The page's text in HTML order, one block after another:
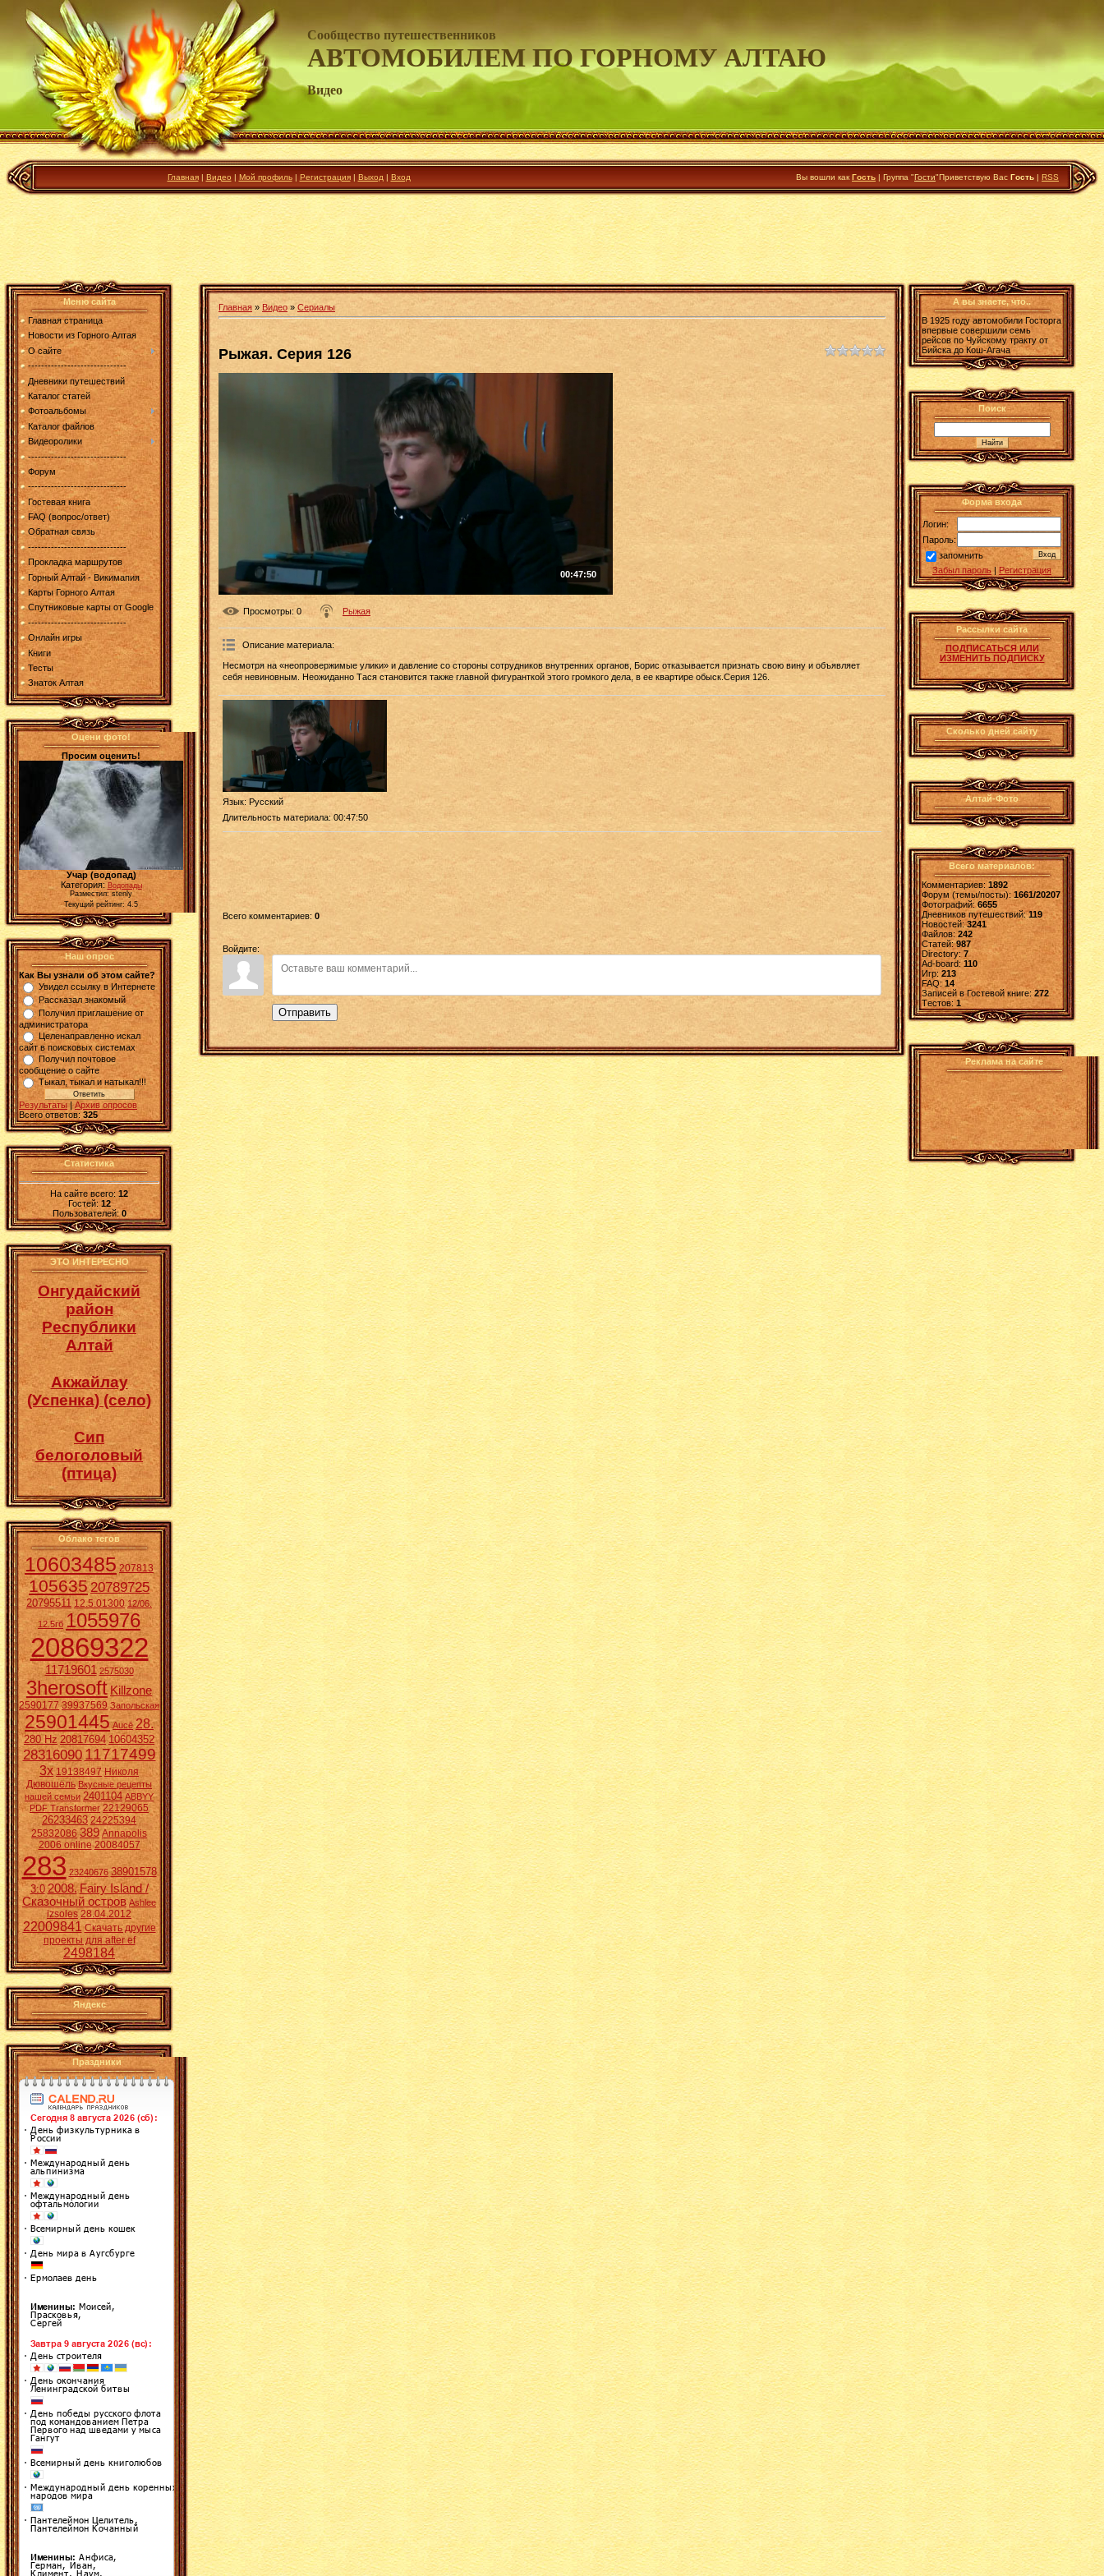
Сообщество путешественников
АВТОМОБИЛЕМ ПО ГОРНОМУ АЛТАЮ
Видео
Главная| Видео| Мой профиль| Регистрация| Выход | Вход Вы вошли как Гость | Группа "Гости"Приветствую Вас Гость | RSS
Меню сайта
Главная страница
Новости из Горного Алтая
О сайте
------------------------------
Дневники путешествий
Каталог статей
Фотоальбомы
Каталог файлов
Видеоролики
------------------------------
Форум
------------------------------
Гостевая книга
FAQ (вопрос/ответ)
Обратная связь
------------------------------
Прокладка маршрутов
Горный Алтай - Викимапия
Карты Горного Алтая
Спутниковые карты от Google
------------------------------
Онлайн игры
Книги
Тесты
Знаток Алтая
Оцени фото!
Просим оценить!
Учар (водопад)
Категория:Водопады
Разместил: stenly
Текущий рейтинг: 4.5
Наш опрос
Как Вы узнали об этом сайте?
Увидел ссылку в Интернете
Рассказал знакомый
Получил приглашение от
администратора
Целенаправленно искал
сайт в поисковых системах
Получил почтовое
сообщение о сайте
Тыкал, тыкал и натыкал!!!
Результаты |Архив опросов
Всего ответов: 325
Статистика
На сайте всего:12
Гостей: 12
Пользователей: 0
ЭТО ИНТЕРЕСНО
Онгудайский
район
Республики
Алтай
Акжайлау
(Успенка) (село)
Сип
белоголовый
(птица)
Облако тегов
10603485 207813
10563520789725
20795511 12.5.01300 12/06.
12.5гб 1055976
20869322
11719601 2575030
3herosoft Killzone
2590177 39937569 Запольская
25901445 Aucē 28.
280 Hz 20817694 10604352
2831609011717499
3x 19138497 Николя
Дювошель Вкусные рецепты
нашей семьи 2401104 ABBYY
PDF Transformer 22129065
26233463 24225394
25832086 389 Annapolis
2006 online 20084057
283 23240676 38901578
3:0 2008. Fairy Island /
Сказочный остров Ashlee
izsoles 28.04.2012
22009841 Скачать другие
проекты для after ef
2498184
Яндекс
Праздники
Главная » Видео» Сериалы
Рыжая. Серия 126
00:47:50
Просмотры: 0 Рыжая
Описание материала:
Несмотря на «неопровержимые улики» и давление со стороны сотрудников внутренних органов, Борис отказывается признать свою вину и объявляет
себя невиновным. Неожиданно Тася становится также главной фигуранткой этого громкого дела, в ее квартире обыск.Серия 126.
Язык: Русский
Длительность материала: 00:47:50
Всего комментариев: 0
Войдите:
Отправить
А вы знаете, что..
В 1925 году автомобили Госторга
впервые совершили семь
рейсов по Чуйскому тракту от
Бийска до Кош-Агача
Поиск
Форма входа
Логин:
Пароль:
запомнить
Забыл пароль | Регистрация
Рассылки сайта
ПОДПИСАТЬСЯ ИЛИ
ИЗМЕНИТЬ ПОДПИСКУ
Сколько дней сайту
Алтай-Фото
Всего материалов:
Комментариев: 1892
Форум (темы/посты):1661/20207
Фотографий:6655
Дневников путешествий:119
Новостей:3241
Файлов: 242
Статей:987
Directory: 7
Ad-board:110
Игр: 213
FAQ:14
Записей в Гостевой книге:272
Tестов: 1
Реклама на сайте